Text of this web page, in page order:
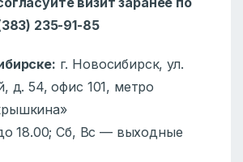
235-91-85
г. Новосибирск, ул.
д. 54, офис 101, метро
18.00; Сб, Вс — выходные